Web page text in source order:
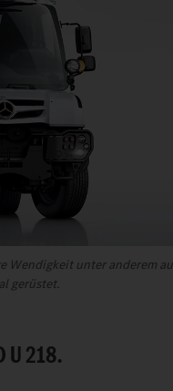
Wendigkeit unter anderem
gerüstet.
U 218.